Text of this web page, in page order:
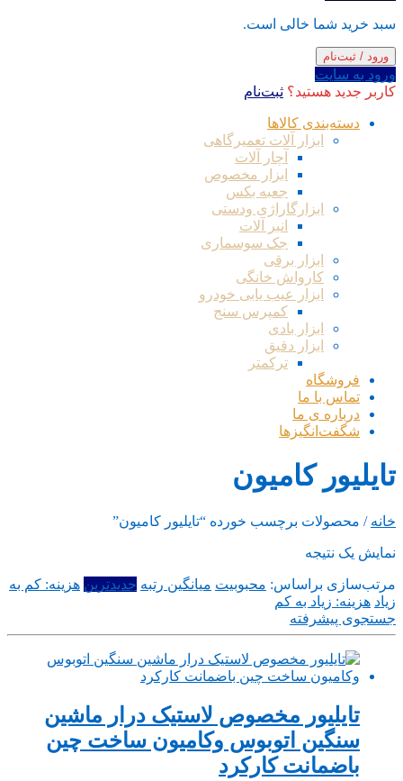
سبد خرید شما خالی است.
ورود / ثبت‌نام
ورود به سایت
کاربر جدید هستید؟ ثبت‌نام
دسته‌بندی کالاها
ابزار آلات تعمیرگاهی
آچار آلات
ابزار مخصوص
جعبه بکس
ابزارگاراژی ودستی
انبر آلات
جک سوسماری
ابزار برقی
کارواش خانگی
ابزار عیب یابی خودرو
کمپرس سنج
ابزار بادی
ابزار دقیق
ترکمتر
فروشگاه
تماس با ما
درباره ی ما
شگفت‌انگیزها
تایلیور کامیون
خانه / محصولات برچسب خورده “تایلیور کامیون”
نمایش یک نتیجه
مرتب‌سازی براساس: محبوبیت میانگین رتبه جدیدترین هزینه: کم به
زیاد هزینه: زیاد به کم
جستجوی پیشرفته
تایلیور مخصوص لاستیک درار ماشین
سنگین اتوبوس وکامیون ساخت چین
باضمانت کارکرد